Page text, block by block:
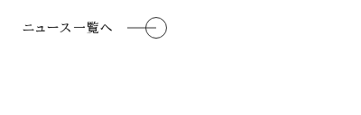
ニュース一覧へ